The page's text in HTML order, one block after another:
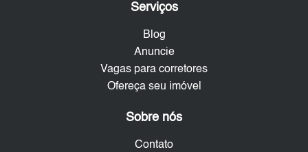
Serviços
Blog
Anuncie
Vagas para corretores
Ofereça seu imóvel
Sobre nós
Contato